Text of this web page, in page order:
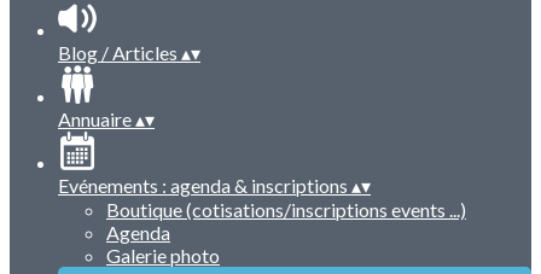
Blog / Articles ▴▾
Annuaire▴▾
Evénements : agenda & inscriptions ▴▾
Boutique (cotisations/inscriptions events ...)
Agenda
Galerie photo